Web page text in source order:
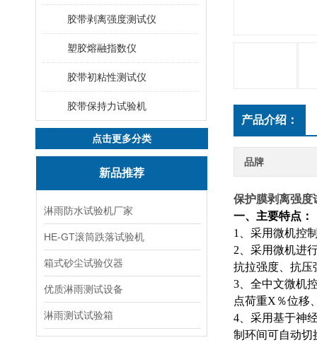
胶带剥离强度测试仪
塑胶熔融指数仪
胶带初粘性测试仪
胶带保持力试验机
点击更多分类
新品推荐
淋雨防水试验机厂家
HE-GT滚筒跌落试验机
箱式砂尘试验仪器
优质淋雨测试设备
淋雨测试试验箱
产品介绍：
品牌
保护膜剥离强度
一、主要特点：
1、采用微机控
2、采用微机进
抗拉强度、抗压
3、全中文微机
点荷重X％位移
4、采用基于神
制环间可自动切